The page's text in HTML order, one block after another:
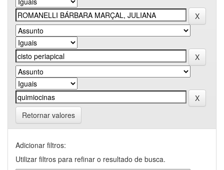
Retornar valores
Adicionar filtros:
Utilizar filtros para refinar o resultado de busca.